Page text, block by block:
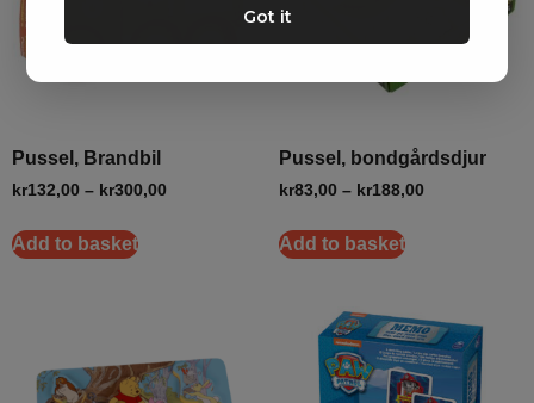
Pussel, Brandbil
kr132,00 – kr300,00
Add to basket
Pussel, bondgårdsdjur
kr83,00 – kr188,00
Add to basket
Got it